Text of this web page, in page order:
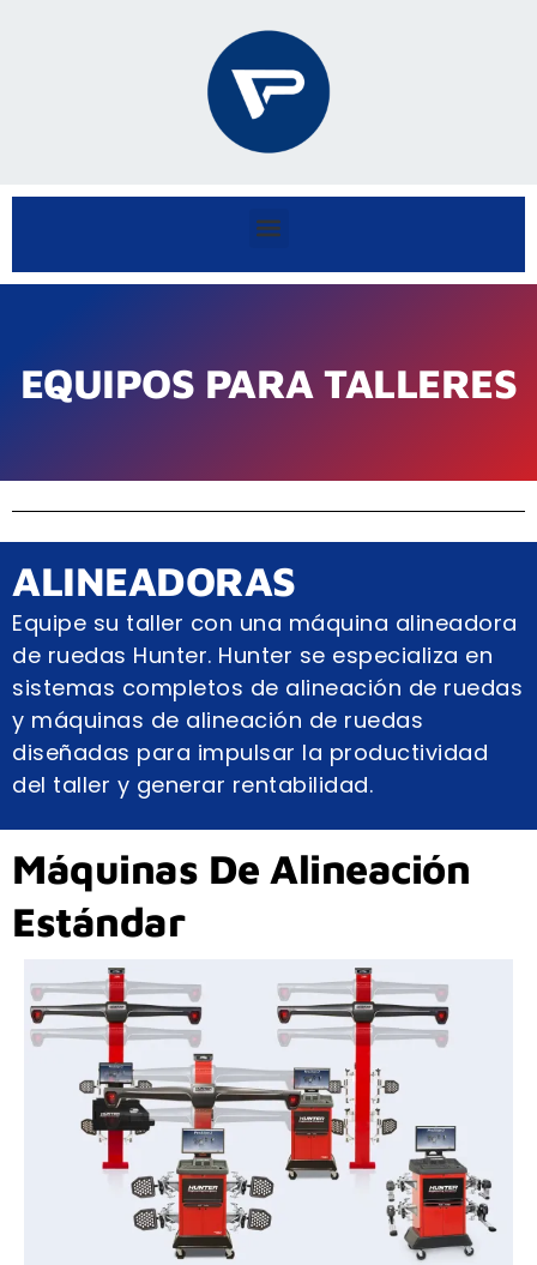
EQUIPOS PARA TALLERES
ALINEADORAS
Equipe su taller con una máquina alineadora
de ruedas Hunter. Hunter se especializa en
sistemas completos de alineación de ruedas
y máquinas de alineación de ruedas
diseñadas para impulsar la productividad
del taller y generar rentabilidad.
Máquinas De Alineación
Estándar